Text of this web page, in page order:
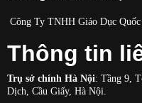
Công Ty TNHH Giáo Dục
Thông tin
Trụ sở chính Hà Nội: Tầng 9,
Dịch, Cầu Giấy, Hà Nội.